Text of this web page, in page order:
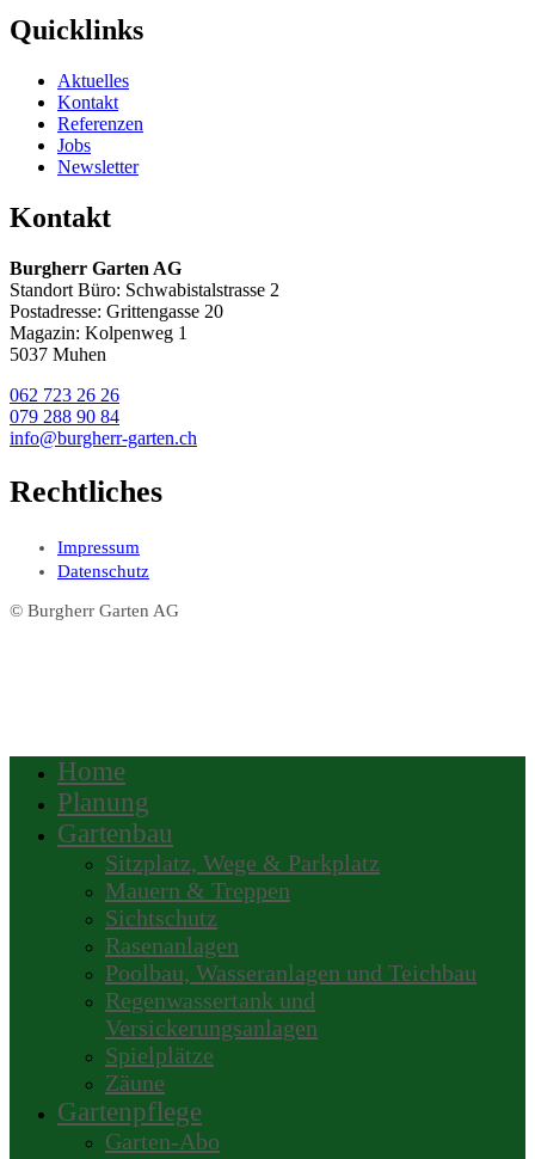
Quicklinks
Aktuelles
Kontakt
Referenzen
Jobs
Newsletter
Kontakt
Burgherr Garten AG
Standort Büro: Schwabistalstrasse 2
Postadresse: Grittengasse 20
Magazin: Kolpenweg 1
5037 Muhen
062 723 26 26
079 288 90 84
info@burgherr-garten.ch
Rechtliches
Impressum
Datenschutz
© Burgherr Garten AG
Home
Planung
Gartenbau
Sitzplatz, Wege & Parkplatz
Mauern & Treppen
Sichtschutz
Rasenanlagen
Poolbau, Wasseranlagen und Teichbau
Regenwassertank und
Versickerungsanlagen
Spielplätze
Zäune
Gartenpflege
Garten-Abo